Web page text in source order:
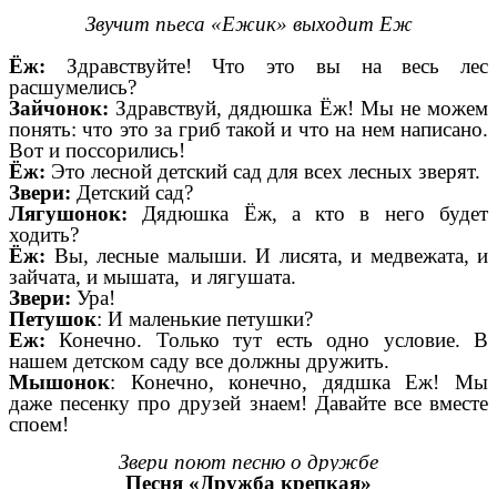
Звучит пьеса «Ежик» выходит Еж
Ёж: Здравствуйте! Что это вы на весь лес
расшумелись?
Зайчонок: Здравствуй, дядюшка Ёж! Мы не можем
понять: что это за гриб такой и что на нем написано.
Вот и поссорились!
Ёж: Это лесной детский сад для всех лесных зверят.
Звери: Детский сад?
Лягушонок: Дядюшка Ёж, а кто в него будет
ходить?
Ёж: Вы, лесные малыши. И лисята, и медвежата, и
зайчата, и мышата, и лягушата.
Звери: Ура!
Петушок: И маленькие петушки?
Еж:Конечно. Только тут есть одно условие. В
нашем детском саду все должны дружить.
Мышонок: Конечно, конечно, дядшка Еж! Мы
даже песенку про друзей знаем! Давайте все вместе
споем!
Звери поют песню о дружбе
Песня «Дружба крепкая»